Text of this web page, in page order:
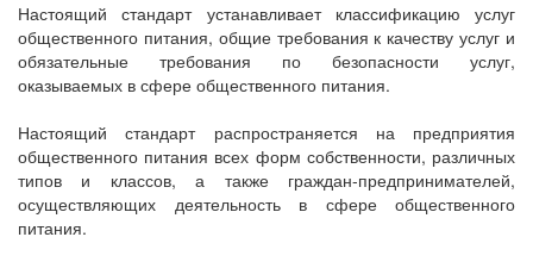
Настоящий стандарт устанавливает классификацию услуг
общественного питания, общие требования к качеству услуг и
обязательные требования по безопасности услуг,
оказываемых в сфере общественного питания.
Настоящий стандарт распространяется на предприятия
общественного питания всех форм собственности, различных
типов и классов, а также граждан-предпринимателей,
осуществляющих деятельность в сфере общественного
питания.